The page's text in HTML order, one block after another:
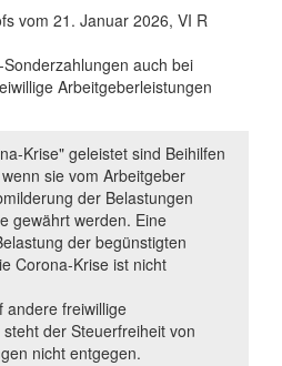
vom 21. Januar 2026, VI R
auch bei
Arbeitgeberleistungen
Krise" geleistet sind Beihilfen
sie vom Arbeitgeber
der Belastungen
gewährt werden. Eine
der begünstigten
Corona-Krise ist nicht
andere freiwillige
der Steuerfreiheit von
nicht entgegen.